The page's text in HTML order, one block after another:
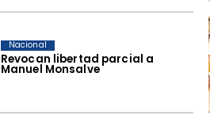
Revocan libertad parcial a
Manuel Monsalve
Nacional